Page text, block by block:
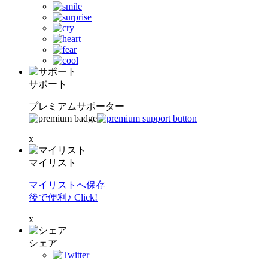
サポート
プレミアムサポーター
x
マイリスト
マイリストへ保存
後で便利♪ Click!
x
シェア